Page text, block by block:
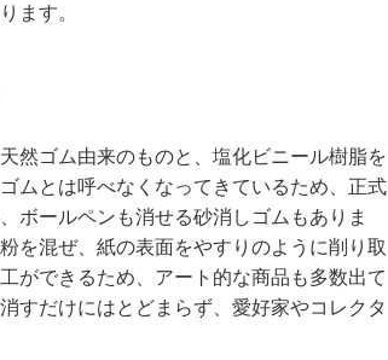
ます。
然ゴム由来のものと、塩化ビニール樹脂を
ムとは呼べなくなってきているため、正式
ボールペンも消せる砂消しゴムもありま
を混ぜ、紙の表面をやすりのように削り取
ができるため、アート的な商品も多数出て
すだけにはとどまらず、愛好家やコレクタ